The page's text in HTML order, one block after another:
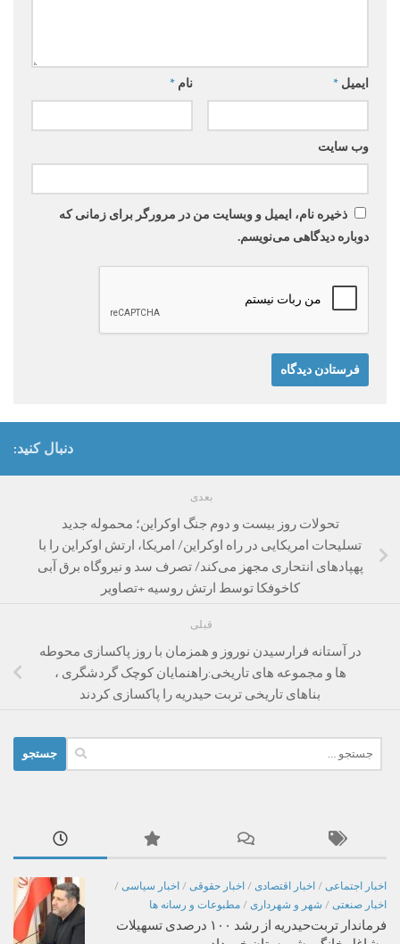
نام * ایمیل *
وب‌ سایت
ذخیره نام، ایمیل و وبسایت من در مرورگر برای زمانی که
دوباره دیدگاهی می‌نویسم.
دنبال کنید:
بعدی
تحولات روز بیست و دوم جنگ اوکراین؛ محموله جدید
تسلیحات امریکایی در راه اوکراین/ امریکا، ارتش اوکراین را با
پهپادهای انتحاری مجهز می‌کند/ تصرف سد و نیروگاه برق آبی
کاخوفکا توسط ارتش روسیه +تصاویر
قبلی
در آستانه فرارسیدن نوروز و همزمان با روز پاکسازی محوطه
ها و مجموعه های تاریخی:راهنمایان کوچک گردشگری ،
بناهای تاریخی تربت حیدریه را پاکسازی کردند
برای:
اخبار اجتماعی / اخبار اقتصادی / اخبار حقوقی / اخبار سیاسی /
اخبار صنعتی / شهر و شهرداری / مطبوعات و رسانه ها
فرماندار تربت‌حیدریه از رشد ۱۰۰ درصدی تسهیلات